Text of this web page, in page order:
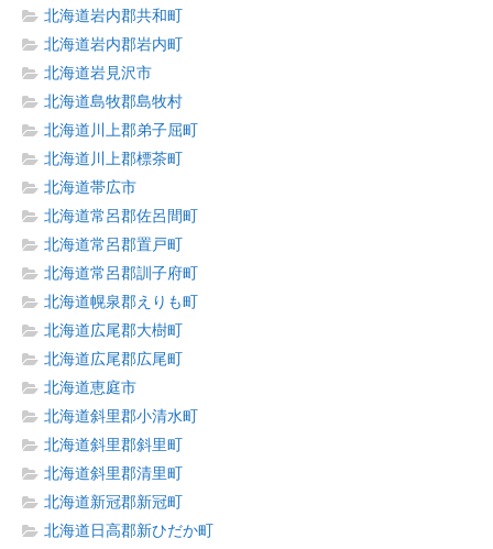
北海道岩内郡共和町
北海道岩内郡岩内町
北海道岩見沢市
北海道島牧郡島牧村
北海道川上郡弟子屈町
北海道川上郡標茶町
北海道帯広市
北海道常呂郡佐呂間町
北海道常呂郡置戸町
北海道常呂郡訓子府町
北海道幌泉郡えりも町
北海道広尾郡大樹町
北海道広尾郡広尾町
北海道恵庭市
北海道斜里郡小清水町
北海道斜里郡斜里町
北海道斜里郡清里町
北海道新冠郡新冠町
北海道日高郡新ひだか町